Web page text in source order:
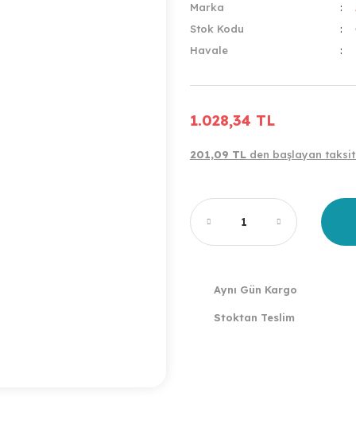
Marka
Stok Kodu
Havale
1.028,34 TL
201,09 TL den başlayan
Aynı Gün Kargo
Stoktan Teslim